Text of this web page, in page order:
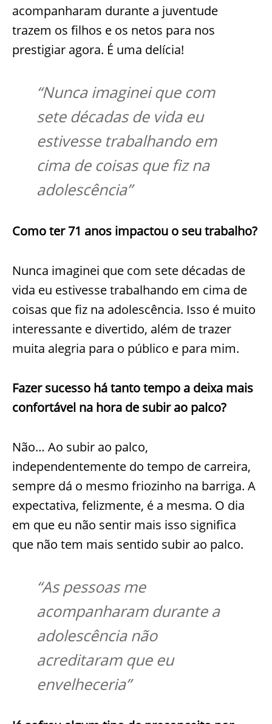
acompanharam durante a juventude
trazem os filhos e os netos para nos
prestigiar agora. É uma delícia!
“Nunca imaginei que com
sete décadas de vida eu
estivesse trabalhando em
cima de coisas que fiz na
adolescência”
Como ter 71 anos impactou o seu trabalho?
Nunca imaginei que com sete décadas de
vida eu estivesse trabalhando em cima de
coisas que fiz na adolescência. Isso é muito
interessante e divertido, além de trazer
muita alegria para o público e para mim.
Fazer sucesso há tanto tempo a deixa mais
confortável na hora de subir ao palco?
Não… Ao subir ao palco,
independentemente do tempo de carreira,
sempre dá o mesmo friozinho na barriga. A
expectativa, felizmente, é a mesma. O dia
em que eu não sentir mais isso significa
que não tem mais sentido subir ao palco.
“As pessoas me
acompanharam durante a
adolescência não
acreditaram que eu
envelheceria”